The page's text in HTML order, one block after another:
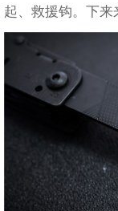
起、救援钩。下来